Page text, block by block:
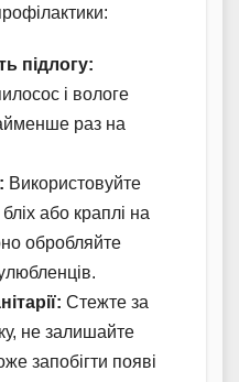
підлогу:
і вологе
раз на
Використовуйте
або краплі на
обробляйте
Стежте за
не залишайте
запобігти появі